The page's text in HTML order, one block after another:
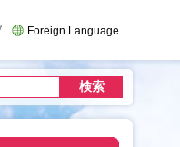
Foreign Language